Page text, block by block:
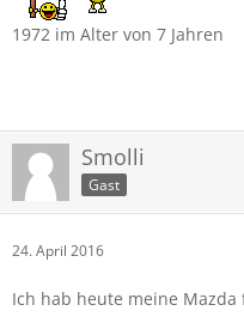
1972 im Alter von 7 Jahren
Smolli
Gast
24. April 2016
Ich hab heute meine